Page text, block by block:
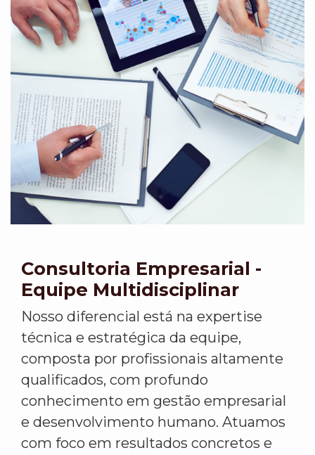
Consultoria Empresarial -
Equipe Multidisciplinar
Nosso diferencial está na expertise
técnica e estratégica da equipe,
composta por profissionais altamente
qualificados, com profundo
conhecimento em gestão empresarial
e desenvolvimento humano. Atuamos
com foco em resultados concretos e